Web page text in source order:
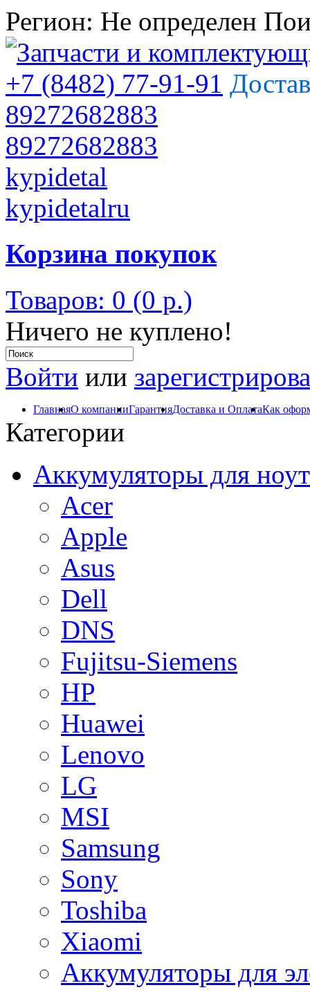
Регион: Не определен
+7 (8482) 77-91-91
89272682883
89272682883
kypidetal
kypidetalru
Корзина покупок
Товаров: 0 (0 р.)
Ничего не куплено!
Войти или
ГлавнаяО компанииГарантияДоставка и ОплатаКак
Категории
Аккумуляторы для
Acer
Apple
Asus
Dell
DNS
Fujitsu-Siemens
HP
Huawei
Lenovo
LG
MSI
Samsung
Sony
Toshiba
Xiaomi
Аккумуляторы для